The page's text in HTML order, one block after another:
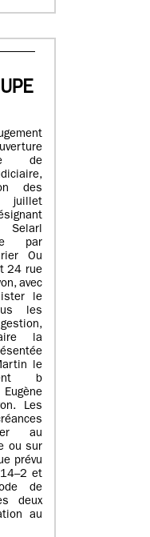
de
des
juillet
Selarl
par
Ou
24 rue
avec
le
les
la
le
b
Les
au
ou sur
prévu
et
de
deux
au